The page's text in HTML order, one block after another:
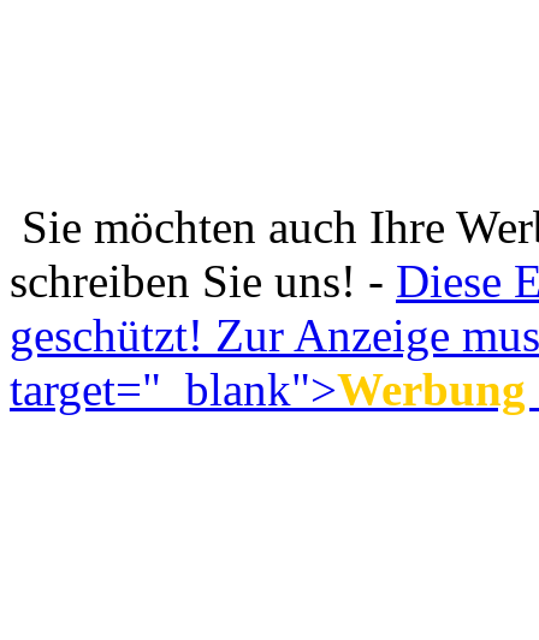
Sie möchten auch Ihre
schreiben Sie uns! - Diese
geschützt! Zur Anzeige
target="_blank">Werbung